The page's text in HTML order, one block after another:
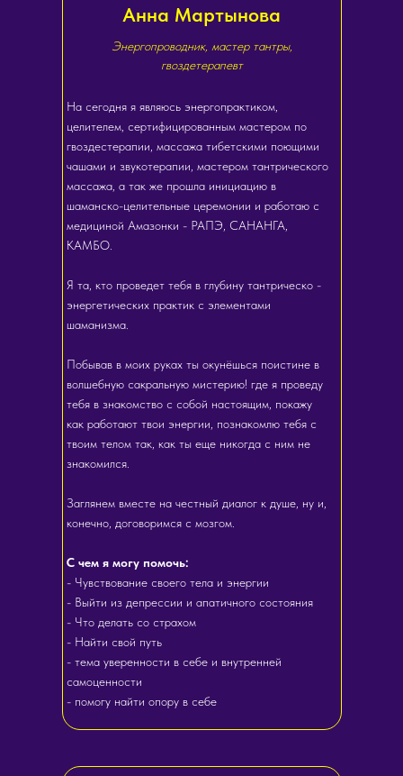
На сегодня я являюсь энергопрактиком,
целителем, сертифицированным мастером по
гвоздестерапии, массажа тибетскими поющими
чашами и звукотерапии, мастером тантрического
массажа, а так же прошла инициацию в
шаманско-целительные церемонии и работаю с
медициной Амазонки - РАПЭ, САНАНГА,
КАМБО.
Я та, кто проведет тебя в глубину тантрическо -
энергетических практик с элементами
шаманизма.
Побывав в моих руках ты окунёшься поистине в
волшебную сакральную мистерию! где я проведу
тебя в знакомство с собой настоящим, покажу
как работают твои энергии, познакомлю тебя с
твоим телом так, как ты еще никогда с ним не
знакомился.
Заглянем вместе на честный диалог к душе, ну и,
конечно, договоримся с мозгом.
С чем я могу помочь:
- Чувствование своего тела и энергии
- Выйти из депрессии и апатичного состояния
- Что делать со страхом
- Найти свой путь
- тема уверенности в себе и внутренней
самоценности
- помогу найти опору в себе
Энергопроводник, мастер тантры,
гвоздетерапевт
Анна Мартынова